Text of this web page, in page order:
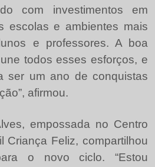
com investimentos em
escolas e ambientes mais
e professores. A boa
todos esses esforços, e
ser um ano de conquistas
afirmou.
empossada no Centro
Criança Feliz, compartilhou
o novo ciclo. “Estou